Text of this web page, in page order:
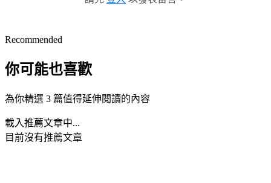
Recommended
你可能也喜歡
為你精選 3 篇值得延伸閱讀的內容
載入推薦文章中...
目前沒有推薦文章